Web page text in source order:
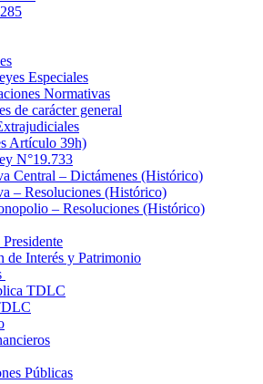
Especiales
Normativas
de carácter general
Artículo 39h)
N°19.733
Central – Dictámenes (Histórico)
– Resoluciones (Histórico)
– Resoluciones (Histórico)
de Interés y Patrimonio
TDLC
Públicas